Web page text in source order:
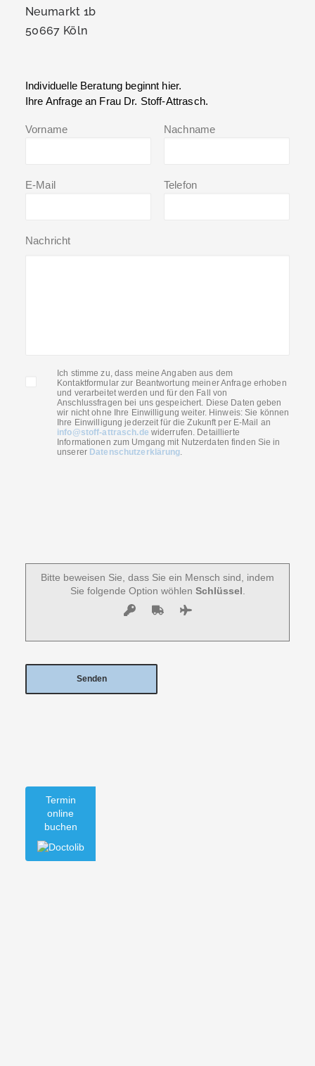
Neumarkt 1b
50667 Köln
Individuelle Beratung beginnt hier.
Ihre Anfrage an Frau Dr. Stoff-Attrasch.
Vorname Nachname
E-Mail Telefon
Nachricht
Ich stimme zu, dass meine Angaben aus dem
Kontaktformular zur Beantwortung meiner Anfrage erhoben
und verarbeitet werden und für den Fall von
Anschlussfragen bei uns gespeichert. Diese Daten geben
wir nicht ohne Ihre Einwilligung weiter. Hinweis: Sie können
Ihre Einwilligung jederzeit für die Zukunft per E-Mail an
info@stoff-attrasch.de widerrufen. Detaillierte
Informationen zum Umgang mit Nutzerdaten finden Sie in
unserer Datenschutzerklärung.
Bitte beweisen Sie, dass Sie ein Mensch sind, indem
Sie folgende Option wöhlen Schlüssel
Termin
online
buchen